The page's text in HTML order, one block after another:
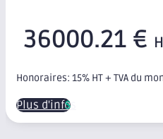
36000.21 €
Honoraires: 15% HT + TVA du
Plus d'infos